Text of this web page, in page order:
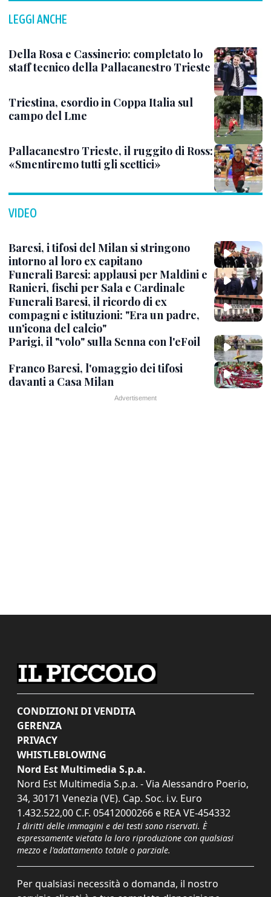
LEGGI ANCHE
Della Rosa e Cassinerio: completato lo
staff tecnico della Pallacanestro Trieste
Triestina, esordio in Coppa Italia sul
campo del Lme
Pallacanestro Trieste, il ruggito di Ross:
«Smentiremo tutti gli scettici»
VIDEO
Baresi, i tifosi del Milan si stringono
intorno al loro ex capitano
Funerali Baresi: applausi per Maldini e
Ranieri, fischi per Sala e Cardinale
Funerali Baresi, il ricordo di ex
compagni e istituzioni: "Era un padre,
un'icona del calcio"
Parigi, il "volo" sulla Senna con l'eFoil
Franco Baresi, l'omaggio dei tifosi
davanti a Casa Milan
CONDIZIONI DI VENDITA
GERENZA
PRIVACY
WHISTLEBLOWING
Nord Est Multimedia S.p.a.
Nord Est Multimedia S.p.a. - Via Alessandro Poerio,
34, 30171 Venezia (VE). Cap. Soc. i.v. Euro
1.432.522,00 C.F. 05412000266 e REA VE-454332
I diritti delle immagini e dei testi sono riservati. È
espressamente vietata la loro riproduzione con qualsiasi
mezzo e l'adattamento totale o parziale.
Per qualsiasi necessità o domanda, il nostro